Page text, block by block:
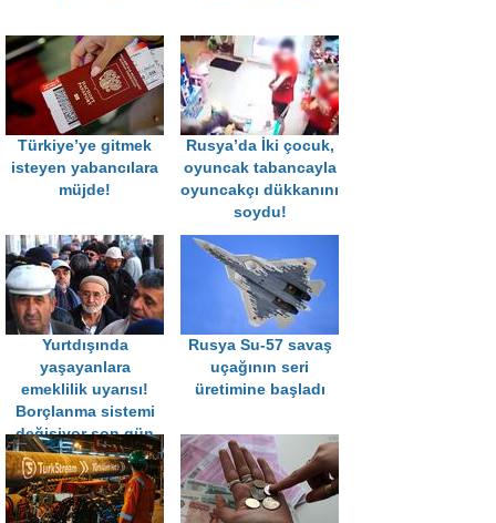
Türkiye’ye gitmek
isteyen yabancılara
müjde!
Rusya’da İki çocuk,
oyuncak tabancayla
oyuncakçı dükkanını
soydu!
Yurtdışında
yaşayanlara
emeklilik uyarısı!
Borçlanma sistemi
değişiyor son gün
31 Temmuz…
Rusya Su-57 savaş
uçağının seri
üretimine başladı